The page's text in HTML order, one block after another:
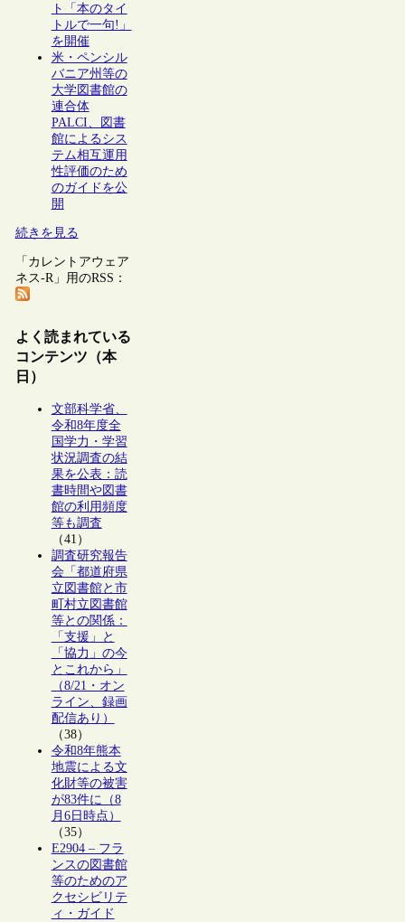
ト「本のタイ
トルで一句!」
を開催
米・ペンシル
バニア州等の
大学図書館の
連合体
PALCI、図書
館によるシス
テム相互運用
性評価のため
のガイドを公
開
続きを見る
「カレントアウェア
ネス-R」用のRSS：
よく読まれている
コンテンツ（本
日）
文部科学省、
令和8年度全
国学力・学習
状況調査の結
果を公表：読
書時間や図書
館の利用頻度
等も調査
（41）
調査研究報告
会「都道府県
立図書館と市
町村立図書館
等との関係：
「支援」と
「協力」の今
とこれから」
（8/21・オン
ライン、録画
配信あり）
（38）
令和8年熊本
地震による文
化財等の被害
が83件に（8
月6日時点）
（35）
E2904 – フラ
ンスの図書館
等のためのア
クセシビリテ
ィ・ガイド